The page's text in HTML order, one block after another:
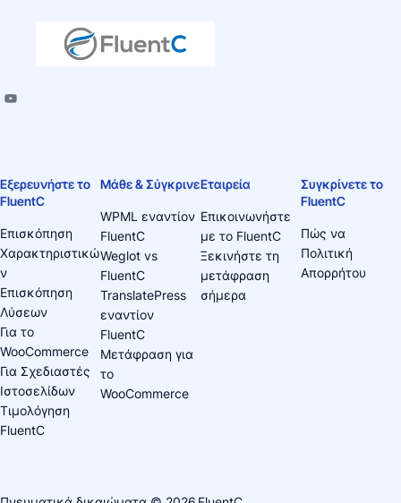
Εξερευνήστε το
FluentC
Επισκόπηση
Χαρακτηριστικώ
ν
Επισκόπηση
Λύσεων
Για το
WooCommerce
Για Σχεδιαστές
Ιστοσελίδων
Τιμολόγηση
FluentC
Μάθε & Σύγκρινε
WPML εναντίον
FluentC
Weglot vs
FluentC
TranslatePress
εναντίον
FluentC
Μετάφραση για
το
WooCommerce
Εταιρεία
Επικοινωνήστε
με το FluentC
Ξεκινήστε τη
μετάφραση
σήμερα
Συγκρίνετε το
FluentC
Πώς να
Πολιτική
Απορρήτου